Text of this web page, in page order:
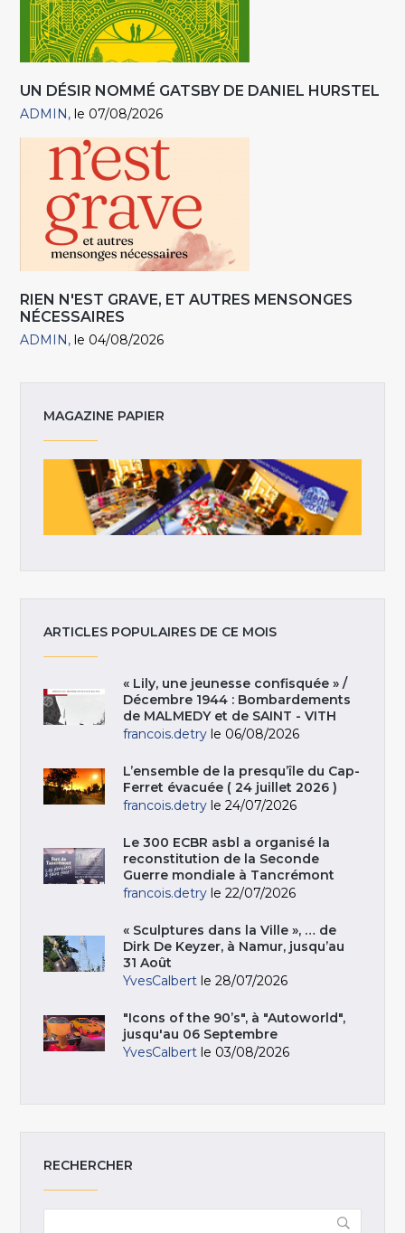
UN DÉSIR NOMMÉ GATSBY DE DANIEL HURSTEL
ADMIN le 07/08/2026
RIEN N'EST GRAVE, ET AUTRES MENSONGES
NÉCESSAIRES
ADMIN le 04/08/2026
MAGAZINE PAPIER
ARTICLES POPULAIRES DE CE MOIS
« Lily, une jeunesse confisquée » /
Décembre 1944 : Bombardements
de MALMEDY et de SAINT - VITH
francois.detry le 06/08/2026
L’ensemble de la presqu’île du Cap-
Ferret évacuée ( 24 juillet 2026 )
francois.detry le 24/07/2026
Le 300 ECBR asbl a organisé la
reconstitution de la Seconde
Guerre mondiale à Tancrémont
francois.detry le 22/07/2026
« Sculptures dans la Ville », … de
Dirk De Keyzer, à Namur, jusqu’au
31 Août
YvesCalbert le 28/07/2026
"Icons of the 90’s", à "Autoworld",
jusqu'au 06 Septembre
YvesCalbert le 03/08/2026
RECHERCHER